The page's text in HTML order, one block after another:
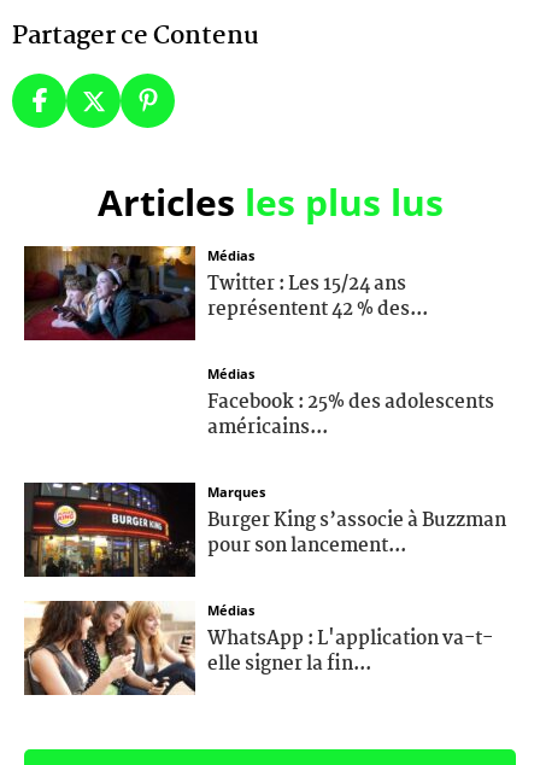
Partager ce Contenu
Articles les plus lus
Médias
Twitter : Les 15/24 ans
représentent 42 % des...
Médias
Facebook : 25% des adolescents
américains...
Marques
Burger King s’associe à Buzzman
pour son lancement...
Médias
WhatsApp : L'application va-t-
elle signer la fin...